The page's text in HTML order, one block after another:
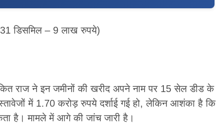
डिसमिल – 9 लाख रुपये)
राज ने इन जमीनों की खरीद अपने नाम पर 15 सेल डीड के
में 1.70 करोड़ रुपये दर्शाई गई हो, लेकिन आशंका है कि
है। मामले में आगे की जांच जारी है।